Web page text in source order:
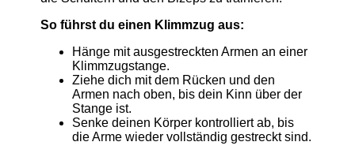
So führst du einen Klimmzug aus:
Hänge mit ausgestreckten Armen an einer
Klimmzugstange.
Ziehe dich mit dem Rücken und den
Armen nach oben, bis dein Kinn über der
Stange ist.
Senke deinen Körper kontrolliert ab, bis
die Arme wieder vollständig gestreckt sind.